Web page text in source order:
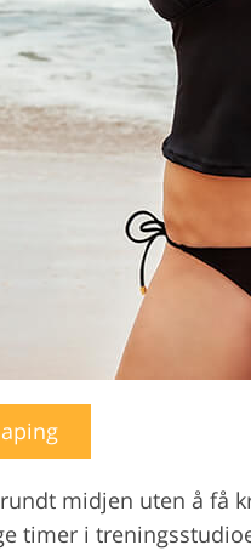
midjen uten å få
timer i